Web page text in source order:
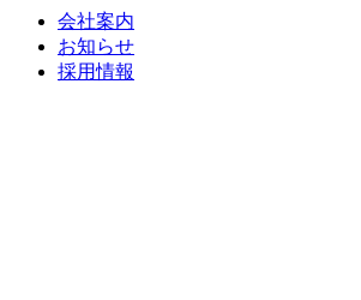
会社案内
お知らせ
採用情報